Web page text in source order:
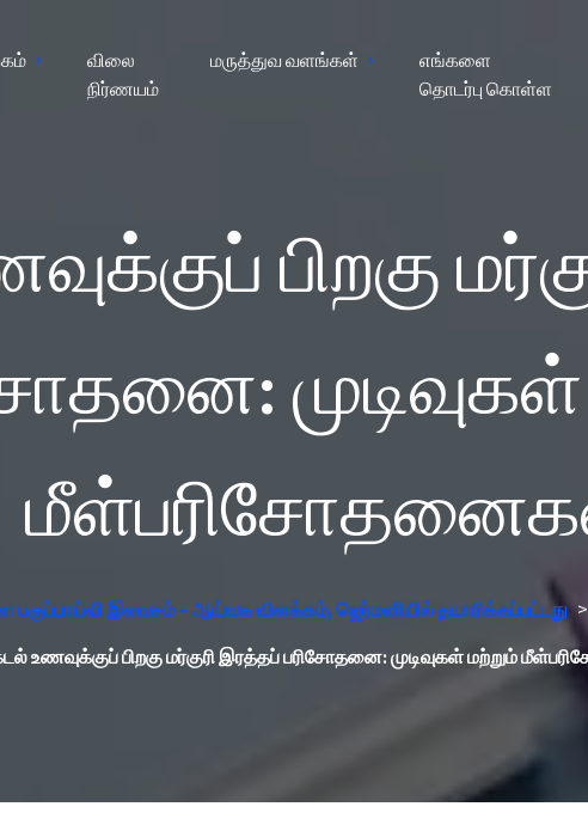
விலை
நிர்ணயம்
மருத்துவ வளங்கள்
எங்களை
தொடர்பு கொள்ள
பிறகு
இலவசம் - ஆய்வக விளக்கம், ஜெர்மனியில் தயாரிக்கப்பட்டது >
உணவுக்குப் பிறகு மர்குரி இரத்தப் பரிசோதனை: முடிவுகள் மற்றும்